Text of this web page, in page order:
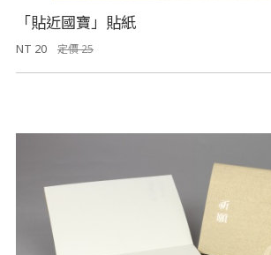
「貼近國寶」貼紙
NT 20 定價 25